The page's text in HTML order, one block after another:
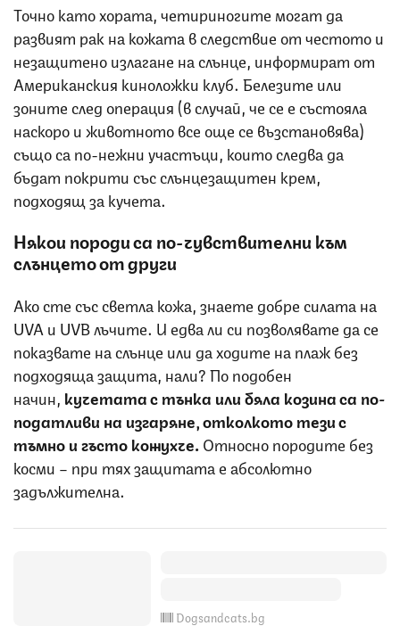
Точно като хората, четириногите могат да
развият рак на кожата в следствие от честото и
незащитено излагане на слънце, информират от
Американския киноложки клуб. Белезите или
зоните след операция (в случай, че се е състояла
наскоро и животното все още се възстановява)
също са по-нежни участъци, които следва да
бъдат покрити със слънцезащитен крем,
подходящ за кучета.
Някои породи са по-чувствителни към
слънцето от други
Ако сте със светла кожа, знаете добре силата на
UVA и UVB лъчите. И едва ли си позволявате да се
показвате на слънце или да ходите на плаж без
подходяща защита, нали? По подобен
начин, кучетата с тънка или бяла козина са по-
податливи на изгаряне, отколкото тези с
тъмно и гъсто кожухче. Относно породите без
косми – при тях защитата е абсолютно
задължителна.
Dogsandcats.bg